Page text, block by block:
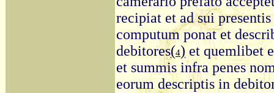
recipiat et ad sui
computum ponat et
debitores(4) et quemlibet
et summis infra penes
eorum descriptis in